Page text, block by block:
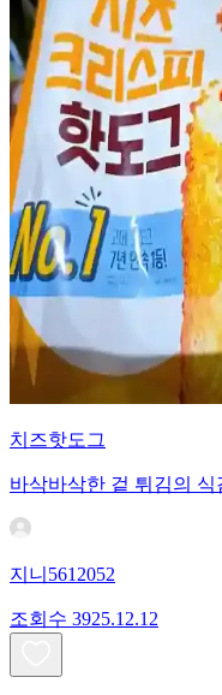
치즈핫도그
바삭바삭한 겉 튀김의
지니5612052
조회수 3925.12.12